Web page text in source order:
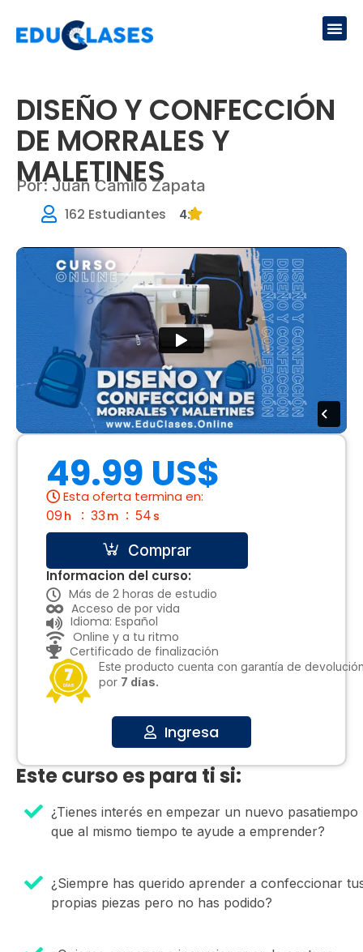
contenido
DISEÑO Y CONFECCIÓN
DE MORRALES Y
MALETINES
Por: Juan Camilo Zapata
162 Estudiantes 4.7
49.99 US$
Esta oferta termina en:
09 h 33 m 54 s
Comprar
Informacion del curso:
Más de 2 horas de estudio
Acceso de por vida
Idioma: Español
Online y a tu ritmo
Certificado de finalización
Este producto cuenta con garantía de
por 7 días.
Ingresa
Este curso es para ti si:
¿Tienes interés en empezar un nuevo pasatiempo
que al mismo tiempo te ayude a emprender?
¿Siempre has querido aprender a confeccionar
propias piezas pero no has podido?